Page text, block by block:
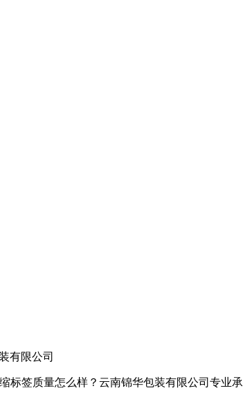
有限公司
签质量怎么样？云南锦华包装有限公司专业